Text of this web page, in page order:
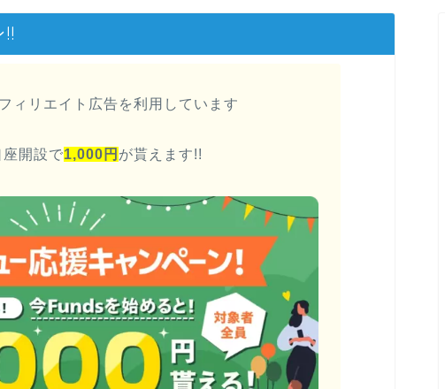
ィリエイト広告を利用しています
開設で1,000円 が貰えます!!